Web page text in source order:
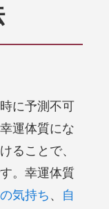
に予測不可
運体質にな
ることで、
。幸運体質
気持ち、
自